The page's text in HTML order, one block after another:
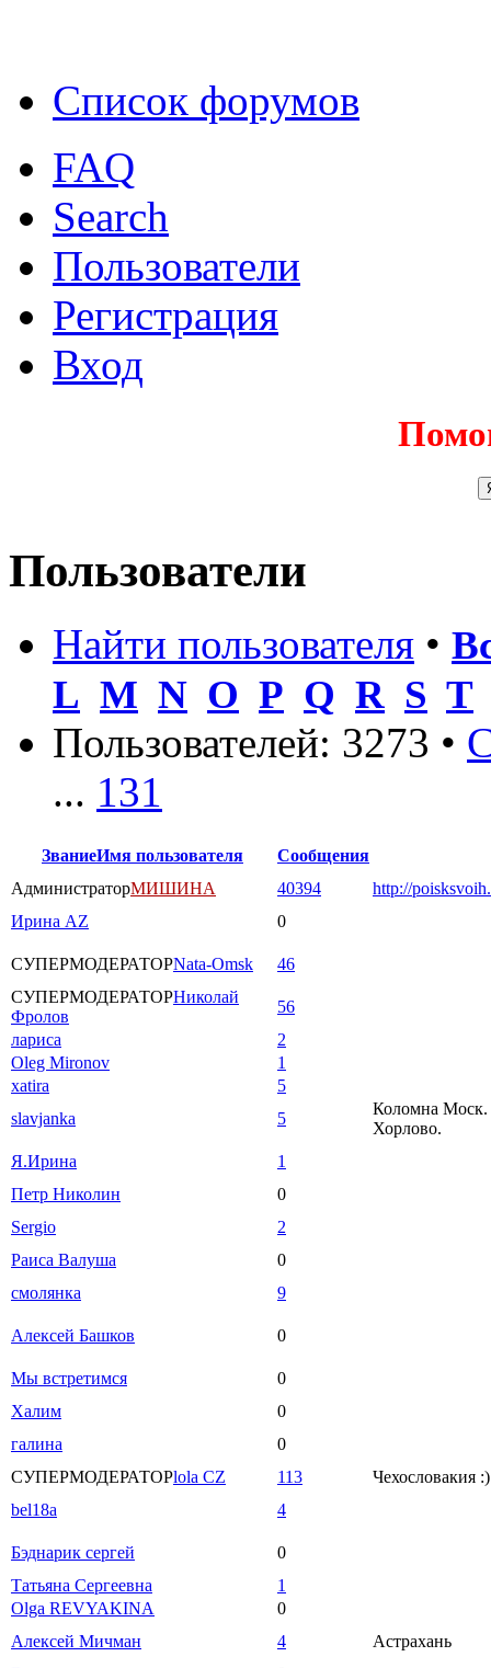
Список форумов
FAQ
Search
Пользователи
Регистрация
Вход
Пользователи
Найти пользователя •
L M N O P Q R S T
Пользователей: 3273 •
... 131
ЗваниеИмя пользователя
Сообщения
АдминистраторМИШИНА 40394
http://
Ирина AZ
0
СУПЕРМОДЕРАТОРNata-Omsk
46
СУПЕРМОДЕРАТОРНиколай
Фролов
56
лариса
2
Oleg Mironov
1
xatira
5
slavjanka
5
Коломна Моск.
Хорлово.
Я.Ирина
1
Петр Николин
0
Sergio
2
Раиса Валуша
0
смолянка
9
Алексей Башков 0
Мы встретимся
0
Халим
0
галина
0
СУПЕРМОДЕРАТОРlola CZ 113
Чехословакия :)
bel18a
4
Бэднарик сергей
0
Татьяна Сергеевна
1
Olga REVYAKINA
0
Алексей Мичман
4
Астрахань